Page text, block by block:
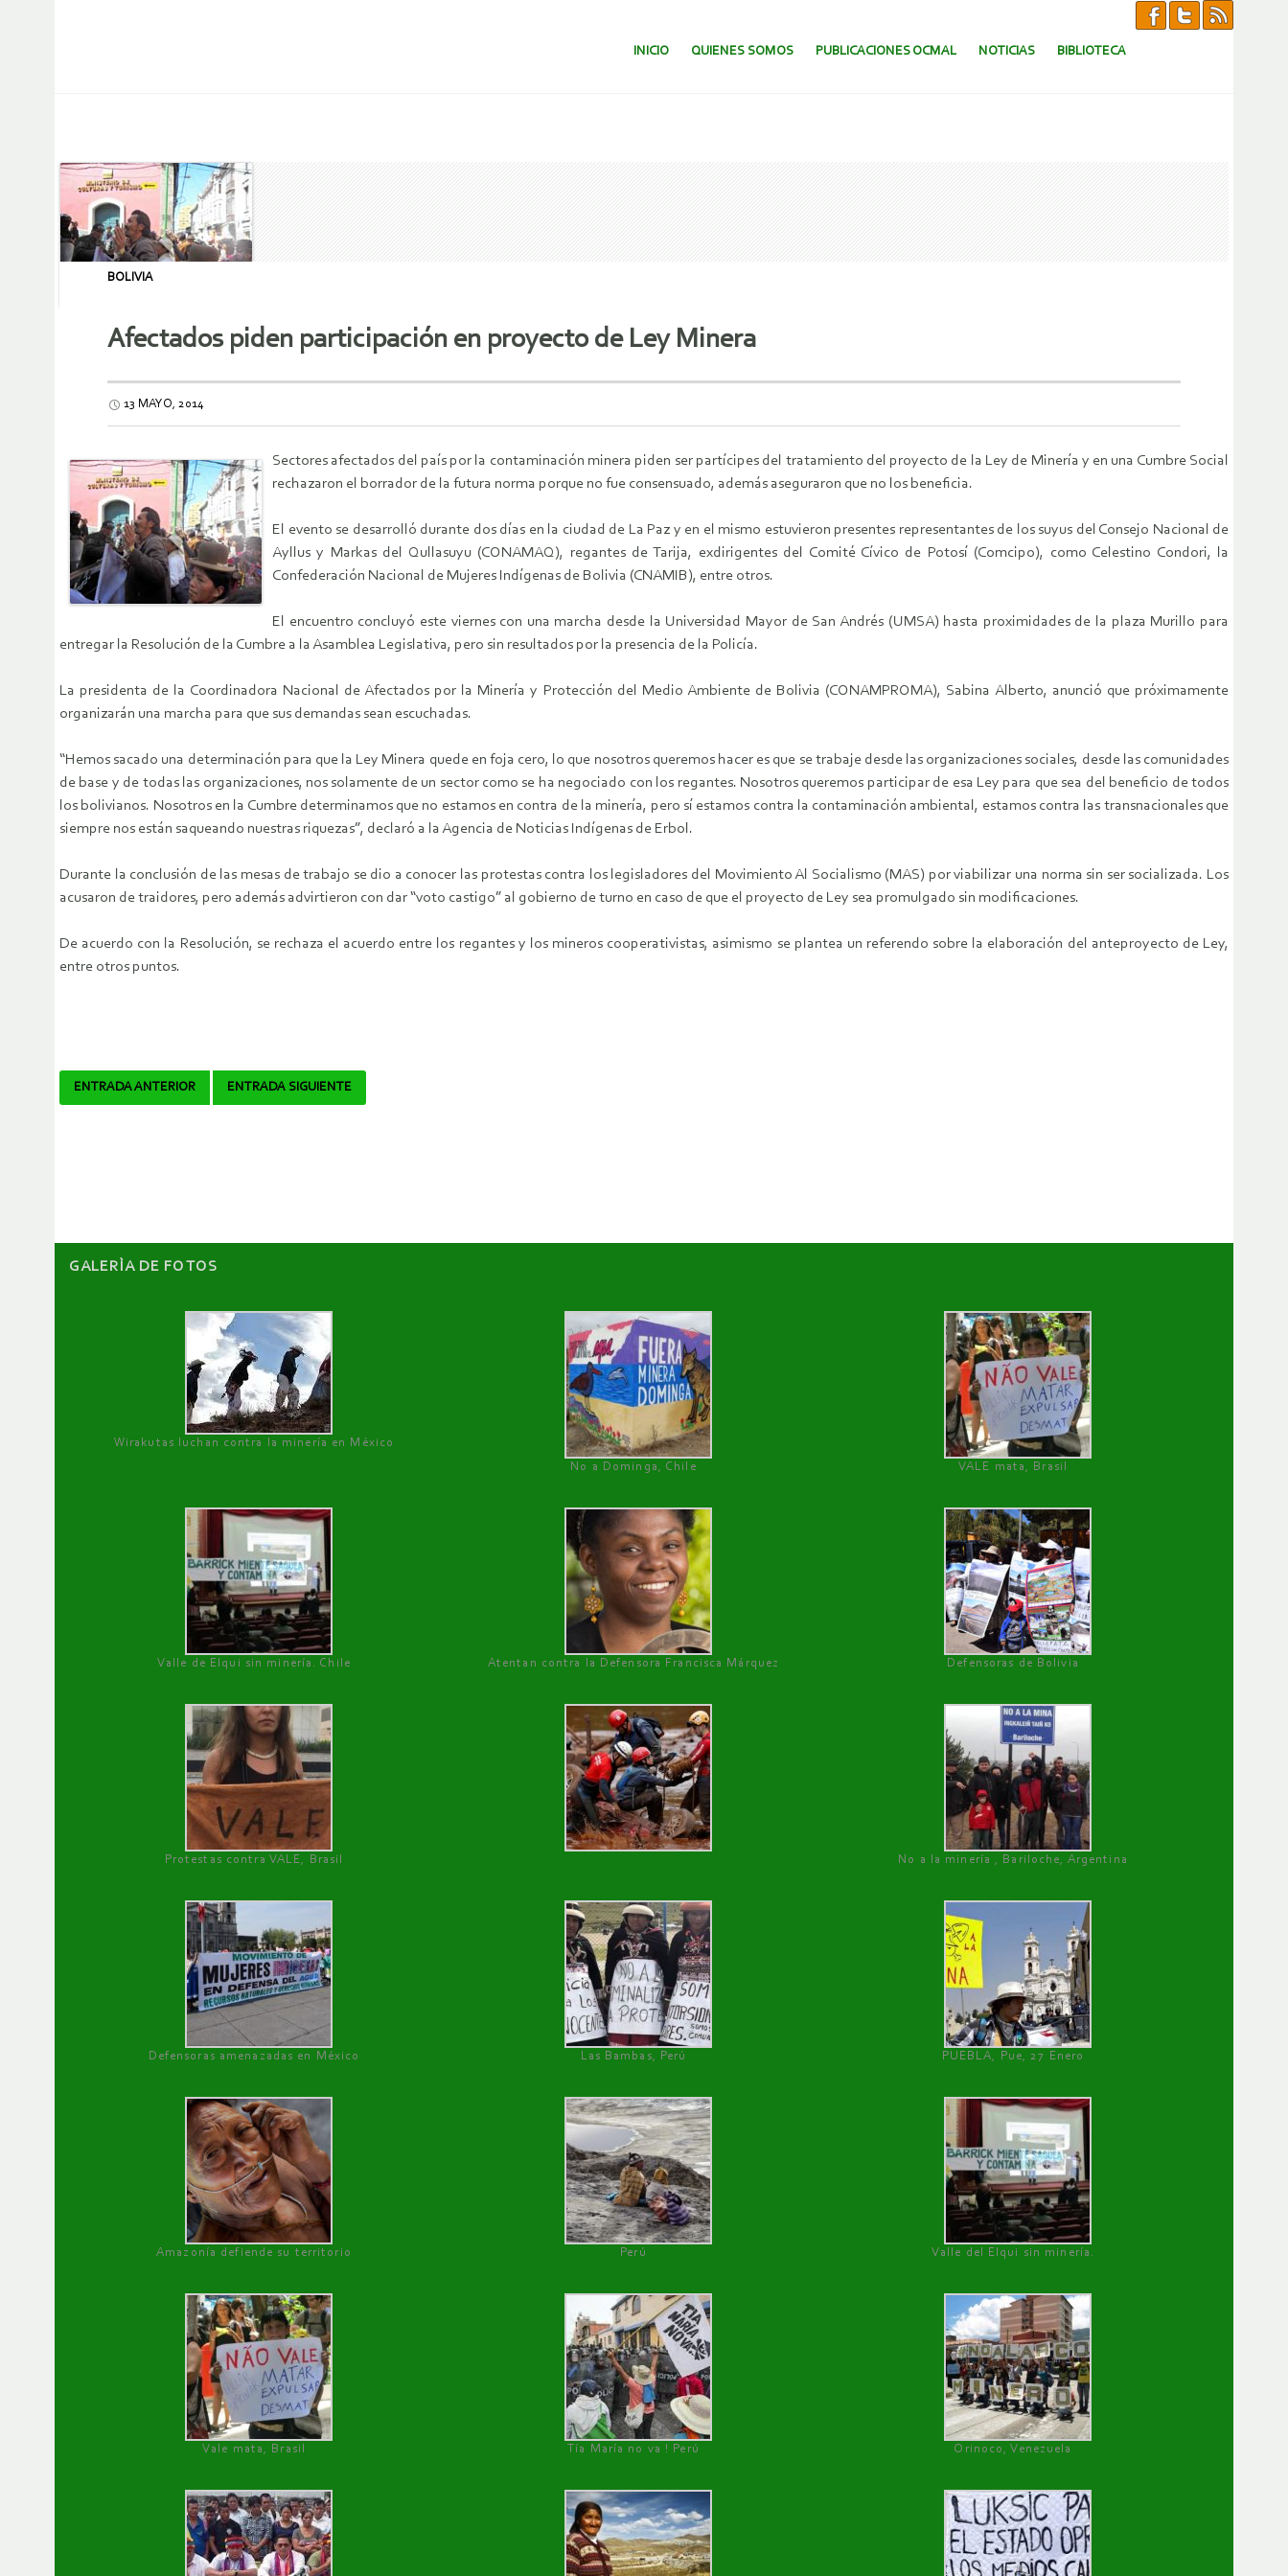
SALTAR AL CONTENIDO.
INICIO QUIENES SOMOS PUBLICACIONES OCMAL NOTICIAS BIBLIOTECA
BOLIVIA
Afectados piden participación en proyecto de Ley Minera
13 MAYO, 2014
Sectores afectados del país por la contaminación minera piden ser partícipes del tratamiento del proyecto de la Ley de Minería y en una Cumbre Social
rechazaron el borrador de la futura norma porque no fue consensuado, además aseguraron que no los beneficia.
El evento se desarrolló durante dos días en la ciudad de La Paz y en el mismo estuvieron presentes representantes de los suyus del Consejo Nacional de
Ayllus y Markas del Qullasuyu (CONAMAQ), regantes de Tarija, exdirigentes del Comité Cívico de Potosí (Comcipo), como Celestino Condori, la
Confederación Nacional de Mujeres Indígenas de Bolivia (CNAMIB), entre otros.
El encuentro concluyó este viernes con una marcha desde la Universidad Mayor de San Andrés (UMSA) hasta proximidades de la plaza Murillo para
entregar la Resolución de la Cumbre a la Asamblea Legislativa, pero sin resultados por la presencia de la Policía.
La presidenta de la Coordinadora Nacional de Afectados por la Minería y Protección del Medio Ambiente de Bolivia (CONAMPROMA), Sabina Alberto, anunció que próximamente
organizarán una marcha para que sus demandas sean escuchadas.
“Hemos sacado una determinación para que la Ley Minera quede en foja cero, lo que nosotros queremos hacer es que se trabaje desde las organizaciones sociales, desde las comunidades
de base y de todas las organizaciones, nos solamente de un sector como se ha negociado con los regantes. Nosotros queremos participar de esa Ley para que sea del beneficio de todos
los bolivianos. Nosotros en la Cumbre determinamos que no estamos en contra de la minería, pero sí estamos contra la contaminación ambiental, estamos contra las transnacionales que
siempre nos están saqueando nuestras riquezas”, declaró a la Agencia de Noticias Indígenas de Erbol.
Durante la conclusión de las mesas de trabajo se dio a conocer las protestas contra los legisladores del Movimiento Al Socialismo (MAS) por viabilizar una norma sin ser socializada. Los
acusaron de traidores, pero además advirtieron con dar “voto castigo” al gobierno de turno en caso de que el proyecto de Ley sea promulgado sin modificaciones.
De acuerdo con la Resolución, se rechaza el acuerdo entre los regantes y los mineros cooperativistas, asimismo se plantea un referendo sobre la elaboración del anteproyecto de Ley,
entre otros puntos.
Navegador
ENTRADA ANTERIOR ENTRADA SIGUIENTE
GALERÌA DE FOTOS
Wirakutas luchan contra la minería en México
No a Dominga, Chile
VALE mata, Brasil
Valle de Elqui sin minería. Chile Atentan contra la Defensora Francisca Márquez Defensoras de Bolivia
Protestas contra VALE, Brasil No a la minería , Bariloche, Argentina
Defensoras amenazadas en México Las Bambas, Perú PUEBLA, Pue, 27 Enero
Amazonía defiende su territorio Perú Valle del Elqui sin minería.
Vale mata, Brasil Tía María no va ! Perú Orinoco, Venezuela